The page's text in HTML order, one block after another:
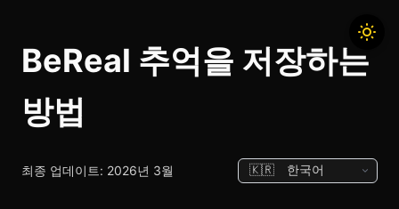
BeReal 추억을 저장하는
방법
최종 업데이트: 2026년 3월